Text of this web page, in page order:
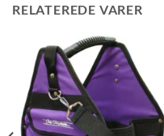
RELATEREDE VARER